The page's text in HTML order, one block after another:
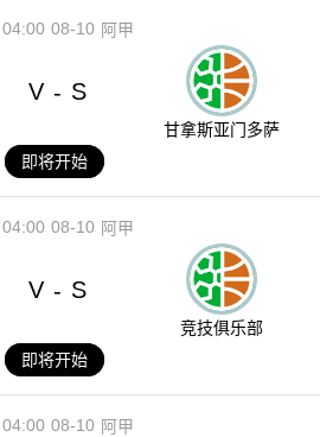
08-10
04:00 阿甲
V - S
甘拿斯亚门多萨
即将开始
08-10
04:00 阿甲
V - S
竞技俱乐部
即将开始
08-10
04:00 阿甲